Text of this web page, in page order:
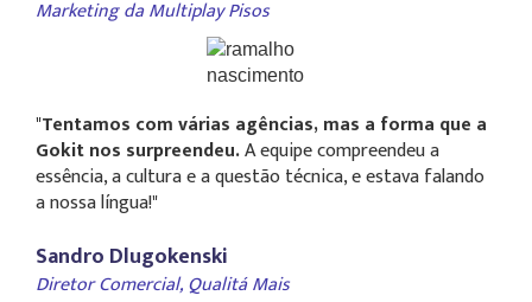
Marketing da Multiplay Pisos
"Tentamos com várias agências, mas a forma que a
Gokit nos surpreendeu.A equipe compreendeu a
essência, a cultura e a questão técnica, e estava falando
a nossa língua!"
Sandro Dlugokenski
Diretor Comercial,Qualitá Mais